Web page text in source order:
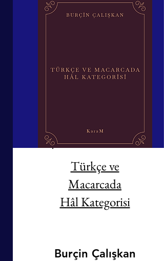
Türkçe ve
Macarcada
Hâl Kategorisi
Burçin Çalışkan